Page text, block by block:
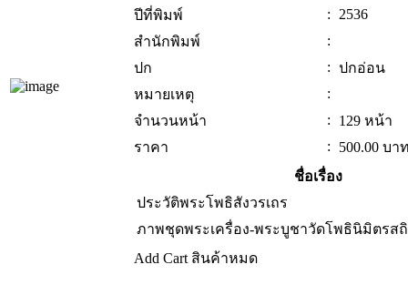
ปีที่พิมพ์
: 2536
สำนักพิมพ์
:
ปก
: ปกอ่อน
หมายเหตุ
:
จำนวนหน้า
:
129 หน้า
ราคา
: 500.00 บา
ชื่อเรื่อง
ประวัติพระโพธิสังวรเถร
ภาพชุดพระเครื่อง-พระบูชาวัดโพธินิมิตรส
Add Cart สินค้าหมด